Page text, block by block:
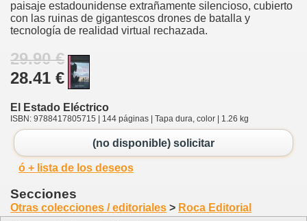
paisaje estadounidense extrañamente silencioso, cubierto
con las ruinas de gigantescos drones de batalla y
tecnología de realidad virtual rechazada.
29.90 €
28.41 €
El Estado Eléctrico
ISBN: 9788417805715 | 144 páginas | Tapa dura, color | 1.26 kg
(no disponible) solicitar
ó + lista de los deseos
Secciones
Otras colecciones / editoriales > Roca Editorial